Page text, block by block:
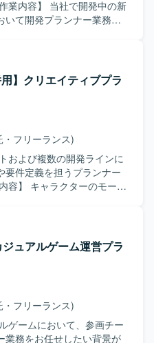
るツールやスクリプトの開
ーム全体の生産性向上に直
、Gitなどを用いた
けのツールおよびスクリプ
いて開発プランナー業務を
、将来的に他セクションや
ェクトへの異動や、マネジ
。 【求める人物
ンチャーゲームへの強い興
題を発見し解決しながら
います。チームでのもの
で職能にこだわらず幅広
を感じていただける方を歓
インディーゲーム開発ま
、国内最大級の開発体制
た長期的なヒットタイトル
自律的に価値創出を行うカ
って挑戦できる環境で
要な機材や勉強会参加、
快適なオフィス環境やリ
備えた開発環境となってお
】クリエイティブプラ
・フリーランス)
および複数の開発ラインに
要件定義を担うプランナー
ロジェクトを中心に、超大
フォーム展開の3Dゲームに
に本気で取り組んでくれ
般が好きでやりこんでい
ながら自走できる方、常
る方、チームワークを重
びにプレイするようにして
ションの魅
ュアルゲーム運営プラ
・フリーランス)
ゲームにおいて、参画チー
業務をお任せしたい背景が